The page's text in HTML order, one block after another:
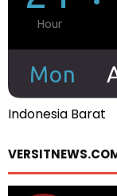
Indonesia Barat